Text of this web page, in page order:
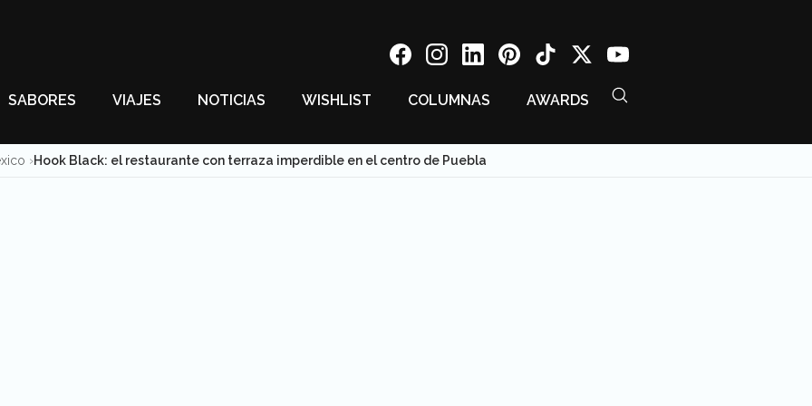
SABORES VIAJES NOTICIAS WISHLIST COLUMNAS AWARDS
Hook Black: el restaurante con terraza imperdible en el centro de Puebla